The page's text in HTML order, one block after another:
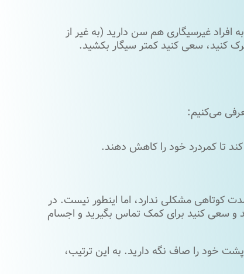
غیرسیگاری هم سن دارید (به غیر از
کنید، سعی کنید کمتر سیگار بکشید.
می‌کنیم:
کند تا کمردرد خود را کاهش دهند.
کوتاهی مشکلی ندارد، اما اینطور نیست. در
و سعی کنید برای کمک تماس بگیرید و اجسام
پشت خود را صاف نگه دارید. به این ترتیب،